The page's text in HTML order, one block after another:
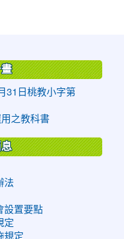
31日桃教小字第
之教科書
法
設置要點
定
規定